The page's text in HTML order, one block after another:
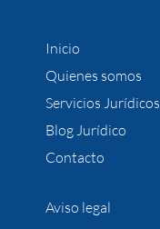
Inicio
Quienes somos
Servicios Jurídicos
Blog Jurídico
Contacto
Aviso legal